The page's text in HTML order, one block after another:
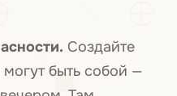
Создайте
быть собой —